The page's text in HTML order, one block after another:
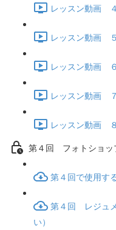
レッスン動画
レッスン動画
レッスン動画
レッスン動画
レッスン動画
第４回 フォトショッ
第４回で使用す
第４回 レジュ
い）